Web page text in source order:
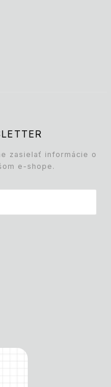
zasielať informácie o
e-shope.